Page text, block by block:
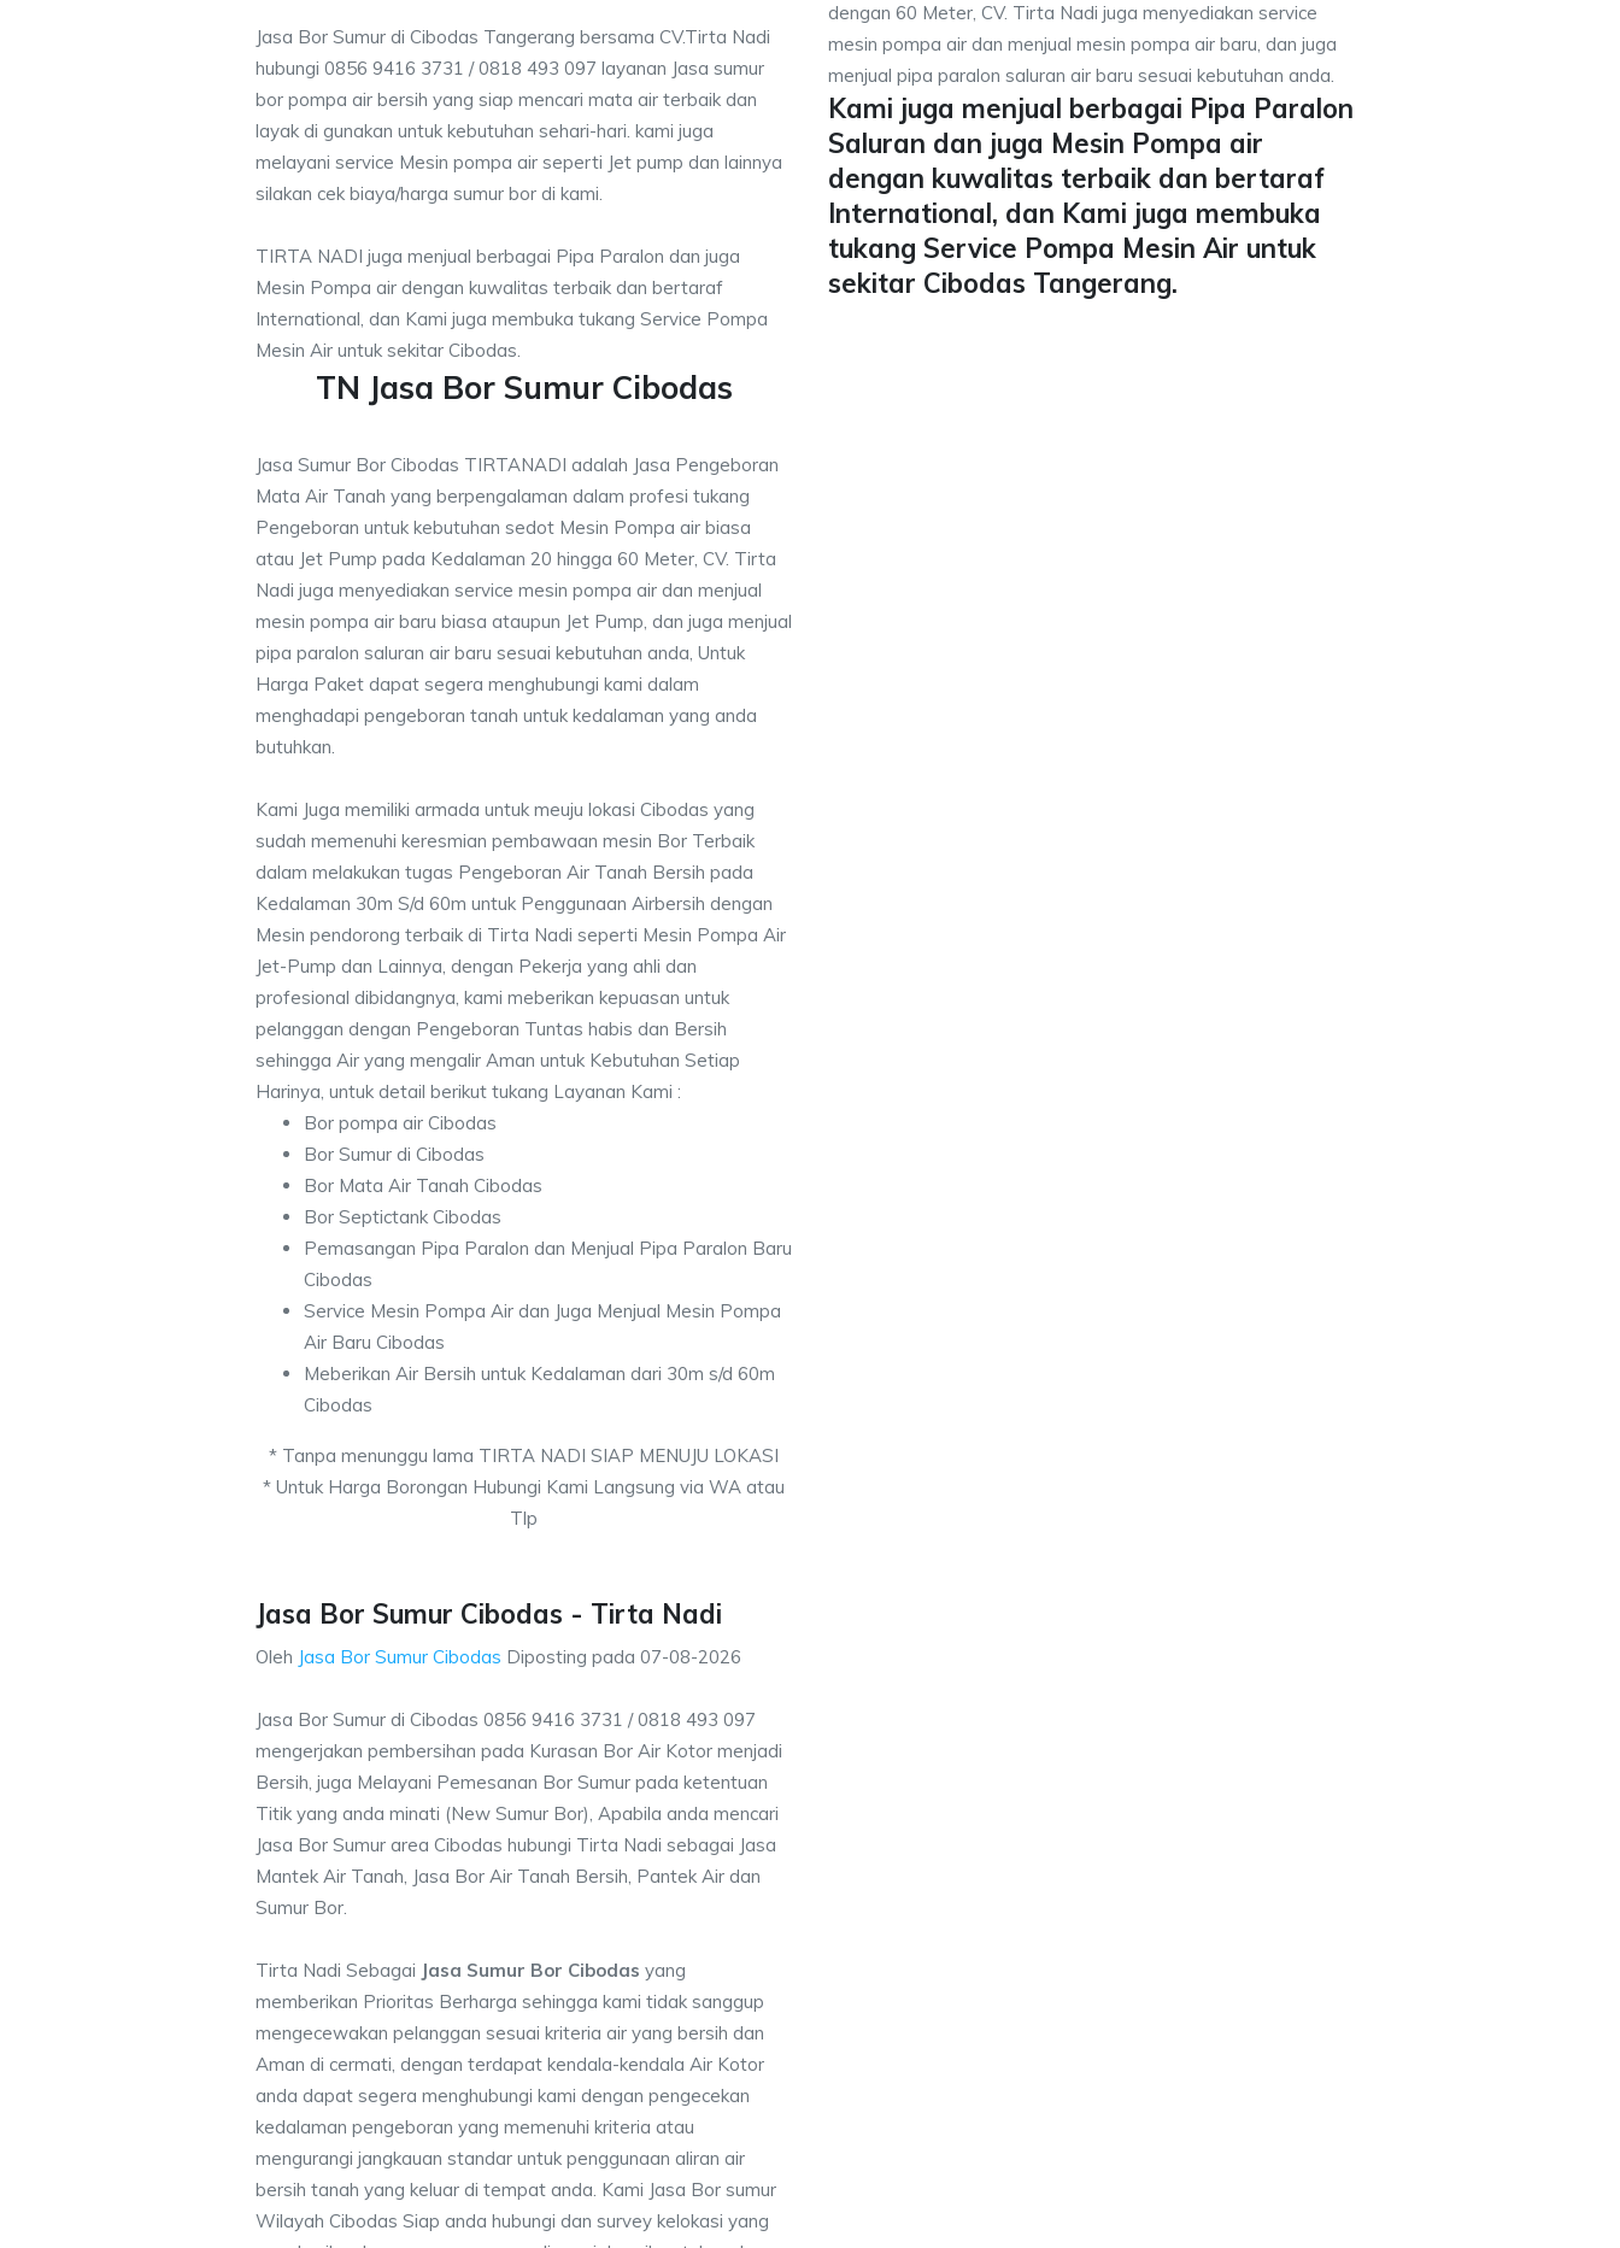
Jasa Bor Sumur di Cibodas Tangerang bersama CV.Tirta Nadi
hubungi 0856 9416 3731 / 0818 493 097 layanan Jasa sumur
bor pompa air bersih yang siap mencari mata air terbaik dan
layak di gunakan untuk kebutuhan sehari-hari. kami juga
melayani service Mesin pompa air seperti Jet pump dan lainnya
silakan cek biaya/harga sumur bor di kami.
TIRTA NADI juga menjual berbagai Pipa Paralon dan juga
Mesin Pompa air dengan kuwalitas terbaik dan bertaraf
International, dan Kami juga membuka tukang Service Pompa
Mesin Air untuk sekitar Cibodas.
TN Jasa Bor Sumur Cibodas
Jasa Sumur Bor Cibodas TIRTANADI adalah Jasa Pengeboran
Mata Air Tanah yang berpengalaman dalam profesi tukang
Pengeboran untuk kebutuhan sedot Mesin Pompa air biasa
atau Jet Pump pada Kedalaman 20 hingga 60 Meter, CV. Tirta
Nadi juga menyediakan service mesin pompa air dan menjual
mesin pompa air baru biasa ataupun Jet Pump, dan juga menjual
pipa paralon saluran air baru sesuai kebutuhan anda, Untuk
Harga Paket dapat segera menghubungi kami dalam
menghadapi pengeboran tanah untuk kedalaman yang anda
butuhkan.
Kami Juga memiliki armada untuk meuju lokasi Cibodas yang
sudah memenuhi keresmian pembawaan mesin Bor Terbaik
dalam melakukan tugas Pengeboran Air Tanah Bersih pada
Kedalaman 30m S/d 60m untuk Penggunaan Airbersih dengan
Mesin pendorong terbaik di Tirta Nadi seperti Mesin Pompa Air
Jet-Pump dan Lainnya, dengan Pekerja yang ahli dan
profesional dibidangnya, kami meberikan kepuasan untuk
pelanggan dengan Pengeboran Tuntas habis dan Bersih
sehingga Air yang mengalir Aman untuk Kebutuhan Setiap
Harinya, untuk detail berikut tukang Layanan Kami :
Bor pompa air Cibodas
Bor Sumur di Cibodas
Bor Mata Air Tanah Cibodas
Bor Septictank Cibodas
Pemasangan Pipa Paralon dan Menjual Pipa Paralon Baru
Cibodas
Service Mesin Pompa Air dan Juga Menjual Mesin Pompa
Air Baru Cibodas
Meberikan Air Bersih untuk Kedalaman dari 30m s/d 60m
Cibodas
* Tanpa menunggu lama TIRTA NADI SIAP MENUJU LOKASI
* Untuk Harga Borongan Hubungi Kami Langsung via WA atau
Tlp
dengan 60 Meter, CV. Tirta Nadi juga menyediakan service
mesin pompa air dan menjual mesin pompa air baru, dan juga
menjual pipa paralon saluran air baru sesuai kebutuhan anda.
Kami juga menjual berbagai Pipa Paralon
Saluran dan juga Mesin Pompa air
dengan kuwalitas terbaik dan bertaraf
International, dan Kami juga membuka
tukang Service Pompa Mesin Air untuk
sekitar Cibodas Tangerang.
Jasa Bor Sumur Cibodas - Tirta Nadi
Oleh Jasa Bor Sumur Cibodas Diposting pada 07-08-2026
Jasa Bor Sumur di Cibodas 0856 9416 3731 / 0818 493 097
mengerjakan pembersihan pada Kurasan Bor Air Kotor menjadi
Bersih, juga Melayani Pemesanan Bor Sumur pada ketentuan
Titik yang anda minati (New Sumur Bor), Apabila anda mencari
Jasa Bor Sumur area Cibodas hubungi Tirta Nadi sebagai Jasa
Mantek Air Tanah, Jasa Bor Air Tanah Bersih, Pantek Air dan
Sumur Bor.
Tirta Nadi Sebagai Jasa Sumur Bor Cibodas yang
memberikan Prioritas Berharga sehingga kami tidak sanggup
mengecewakan pelanggan sesuai kriteria air yang bersih dan
Aman di cermati, dengan terdapat kendala-kendala Air Kotor
anda dapat segera menghubungi kami dengan pengecekan
kedalaman pengeboran yang memenuhi kriteria atau
mengurangi jangkauan standar untuk penggunaan aliran air
bersih tanah yang keluar di tempat anda. Kami Jasa Bor sumur
Wilayah Cibodas Siap anda hubungi dan survey kelokasi yang